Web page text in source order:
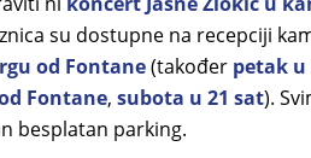
su dostupne na recepciji
od Fontane(također petak u
Fontane, subota u 21 sat).
besplatan parking.